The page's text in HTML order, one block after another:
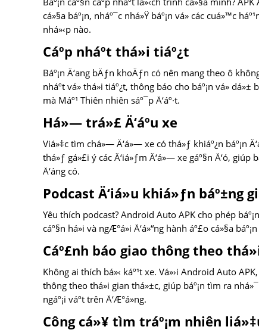
cá»§a báº¡n, nháº¯c nhá»Ÿ báº¡n vá» các cuá»™c
nhá»‹p nào.
Cáº­p nháº­t thá»i tiáº¿t
Báº¡n Ä‘ang bÄƒn khoÄƒn có nên mang theo ô
nháº­t vá» thá»i tiáº¿t, thông báo cho báº¡n vá»
mà Máº¹ Thiên nhiên sáº¯p Ä‘áº·t.
Há»— trá»£ Ä‘áº­u xe
Viá»‡c tìm chá»— Ä‘á»— xe có thá»ƒ khiáº¿n báº¡n
thá»ƒ gá»£i ý các Ä‘iá»ƒm Ä‘á»— xe gáº§n Ä‘ó, giúp
Ä‘áng có.
Podcast Ä‘iá»u khiá»ƒn báº±ng
Yêu thích podcast? Android Auto APK cho phép
cáº§n há»i và ngÆ°á»i Ä‘á»“ng hành áº£o cá»§a
Cáº£nh báo giao thông theo
Không ai thích bá»‹ káº¹t xe. Vá»›i Android Auto
thông theo thá»i gian thá»±c, giúp báº¡n tìm ra
ngáº¡i váº­t trên Ä‘Æ°á»ng.
Công cá»¥ tìm tráº¡m nhiên